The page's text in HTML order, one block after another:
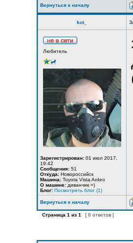
Вернуться к началу
kot_
Любитель
Зарегистрирован: 01 июл 2017,
19:42
Сообщения: 51
Откуда: Новороссийск
Машина: Toyota Vista Ardeo
О машине: диванчик =)
Блог: Посмотреть блог (1)
Вернуться к началу
Страница 1 из 1 [ 8 ответов ]